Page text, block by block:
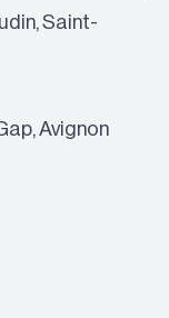
Saint-
Avignon